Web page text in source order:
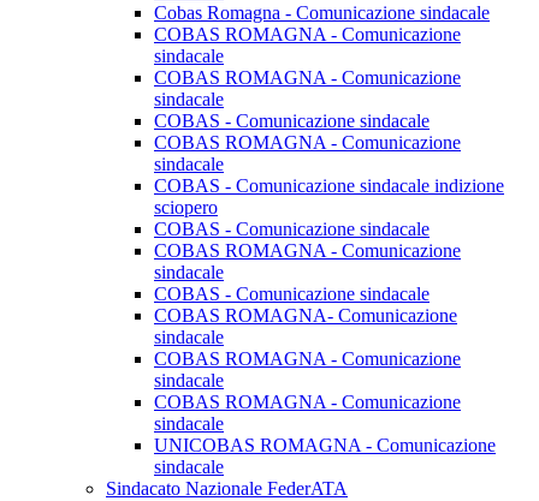
Cobas Romagna - Comunicazione sindacale
COBAS ROMAGNA - Comunicazione
sindacale
COBAS ROMAGNA - Comunicazione
sindacale
COBAS - Comunicazione sindacale
COBAS ROMAGNA - Comunicazione
sindacale
COBAS - Comunicazione sindacale indizione
sciopero
COBAS - Comunicazione sindacale
COBAS ROMAGNA - Comunicazione
sindacale
COBAS - Comunicazione sindacale
COBAS ROMAGNA- Comunicazione
sindacale
COBAS ROMAGNA - Comunicazione
sindacale
COBAS ROMAGNA - Comunicazione
sindacale
UNICOBAS ROMAGNA - Comunicazione
sindacale
Sindacato Nazionale FederATA